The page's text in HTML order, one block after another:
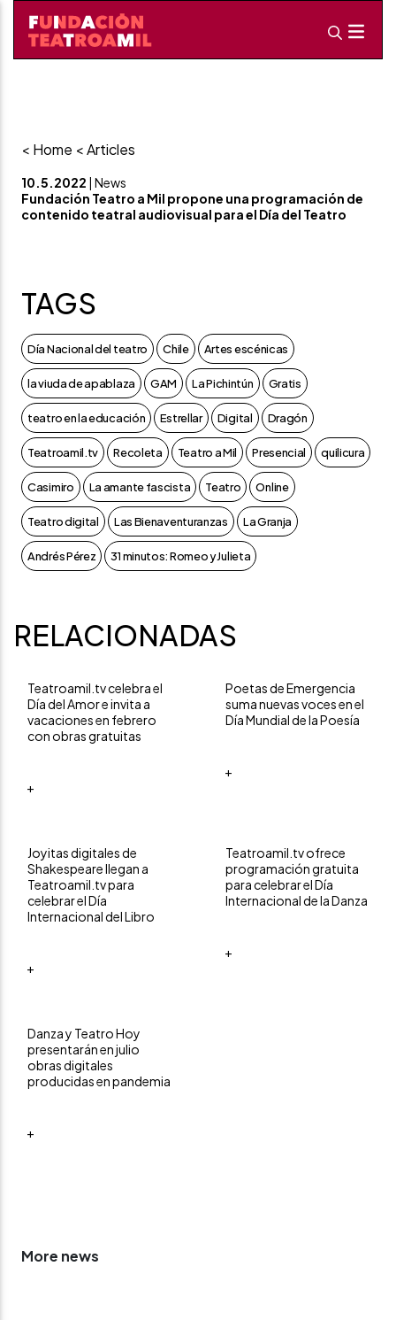
< Home < Articles
10.5.2022 | News
Fundación Teatro a Mil propone una programación de
contenido teatral audiovisual para el Día del Teatro
TAGS
Día Nacional del teatro Chile Artes escénicas
la viuda de apablaza GAM La Pichintún Gratis
teatro en la educación Estrellar Digital Dragón
Teatroamil.tv Recoleta Teatro a Mil Presencial quilicura
Casimiro La amante fascista Teatro Online
Teatro digital Las Bienaventuranzas La Granja
Andrés Pérez 31 minutos: Romeo y Julieta
RELACIONADAS
Teatroamil.tv celebra el
Día del Amor e invita a
vacaciones en febrero
con obras gratuitas
+
Poetas de Emergencia
suma nuevas voces en el
Día Mundial de la Poesía
+
Joyitas digitales de
Shakespeare llegan a
Teatroamil.tv para
celebrar el Día
Internacional del Libro
+
Teatroamil.tv ofrece
programación gratuita
para celebrar el Día
Internacional de la Danza
+
Danza y Teatro Hoy
presentarán en julio
obras digitales
producidas en pandemia
+
More news